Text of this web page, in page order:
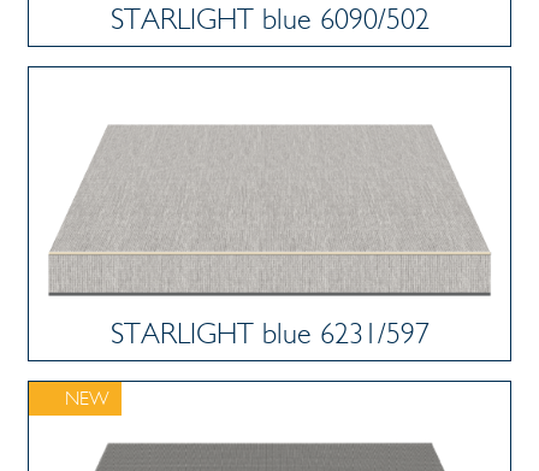
STARLIGHT blue 6090/502
STARLIGHT blue 6231/597
NEW